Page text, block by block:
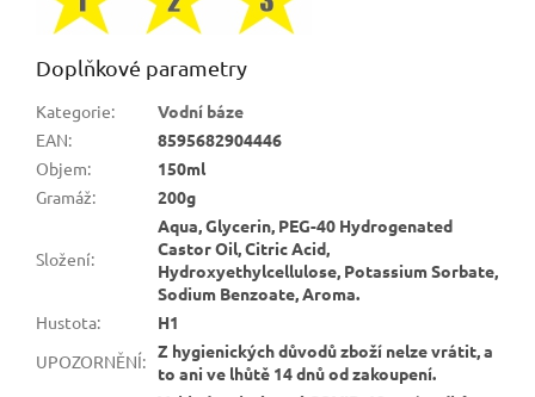
Doplňkové parametry
Kategorie:
Vodní báze
EAN:
8595682904446
Objem:
150ml
Gramáž: 200g
Složení:
Aqua, Glycerin, PEG-40 Hydrogenated
Castor Oil, Citric Acid,
Hydroxyethylcellulose, Potassium Sorbate,
Sodium Benzoate, Aroma.
Hustota:
H1
UPOZORNĚNÍ: Z hygienických důvodů zboží nelze vrátit, a
to ani ve lhůtě 14 dnů od zakoupení.